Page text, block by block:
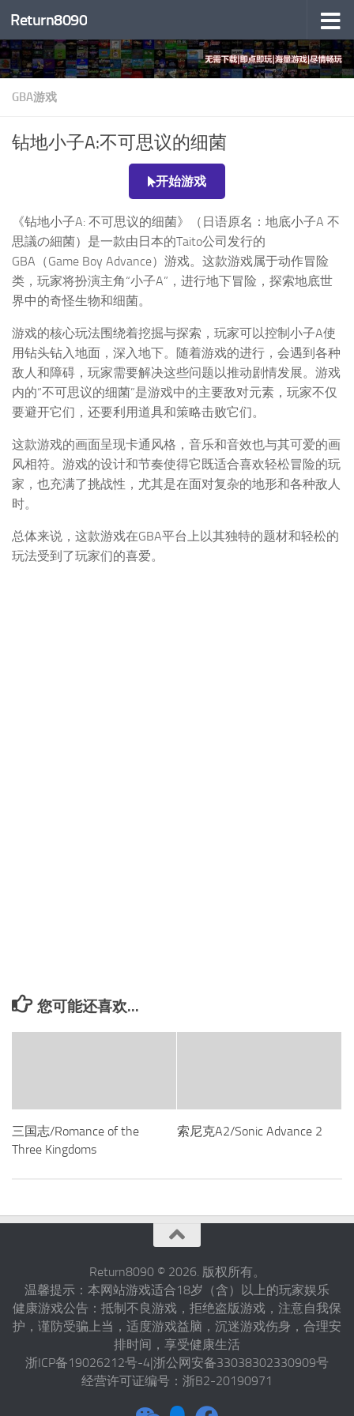
跳至内容
Return8090
GBA游戏
钻地小子A:不可思议的细菌
开始游戏
《钻地小子A: 不可思议的细菌》（日语原名：地底小子A 不
思議の細菌）是一款由日本的Taito公司发行的
GBA（Game Boy Advance）游戏。这款游戏属于动作冒险
类，玩家将扮演主角“小子A”，进行地下冒险，探索地底世
界中的奇怪生物和细菌。
游戏的核心玩法围绕着挖掘与探索，玩家可以控制小子A使
用钻头钻入地面，深入地下。随着游戏的进行，会遇到各种
敌人和障碍，玩家需要解决这些问题以推动剧情发展。游戏
内的“不可思议的细菌”是游戏中的主要敌对元素，玩家不仅
要避开它们，还要利用道具和策略击败它们。
这款游戏的画面呈现卡通风格，音乐和音效也与其可爱的画
风相符。游戏的设计和节奏使得它既适合喜欢轻松冒险的玩
家，也充满了挑战性，尤其是在面对复杂的地形和各种敌人
时。
总体来说，这款游戏在GBA平台上以其独特的题材和轻松的
玩法受到了玩家们的喜爱。
您可能还喜欢...
三国志/Romance of the
Three Kingdoms
索尼克A2/Sonic Advance 2
Return8090 © 2026. 版权所有。
温馨提示：本网站游戏适合18岁（含）以上的玩家娱乐
健康游戏公告：抵制不良游戏，拒绝盗版游戏，注意自我保
护，谨防受骗上当，适度游戏益脑，沉迷游戏伤身，合理安
排时间，享受健康生活
浙ICP备19026212号-4|浙公网安备33038302330909号
经营许可证编号：浙B2-20190971